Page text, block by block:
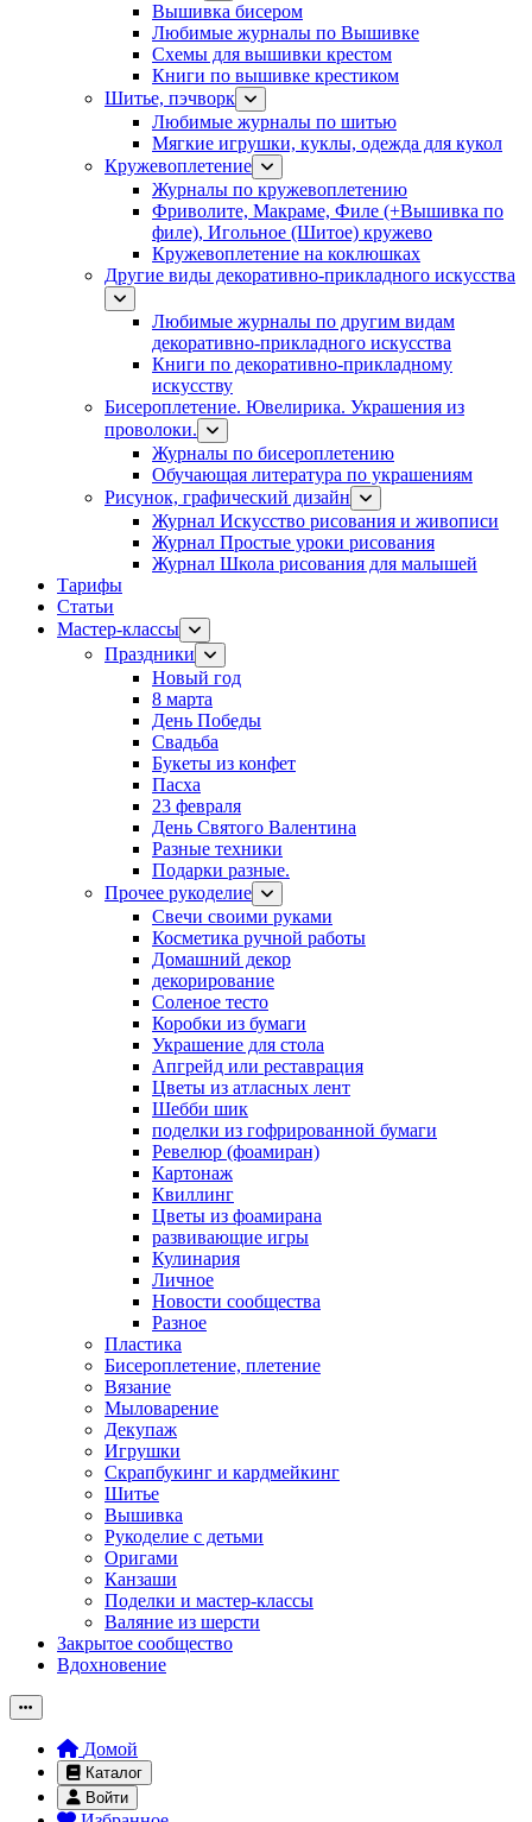
Вышивка бисером
Любимые журналы по Вышивке
Схемы для вышивки крестом
Книги по вышивке крестиком
Шитье, пэчворк
Любимые журналы по шитью
Мягкие игрушки, куклы, одежда для кукол
Кружевоплетение
Журналы по кружевоплетению
Фриволите, Макраме, Филе (+Вышивка по
филе), Игольное (Шитое) кружево
Кружевоплетение на коклюшках
Другие виды декоративно-прикладного искусства
Любимые журналы по другим видам
декоративно-прикладного искусства
Книги по декоративно-прикладному
искусству
Бисероплетение. Ювелирика. Украшения из
проволоки.
Журналы по бисероплетению
Обучающая литература по украшениям
Рисунок, графический дизайн
Журнал Искусство рисования и живописи
Журнал Простые уроки рисования
Журнал Школа рисования для малышей
Тарифы
Статьи
Мастер-классы
Праздники
Новый год
8 марта
День Победы
Свадьба
Букеты из конфет
Пасха
23 февраля
День Святого Валентина
Разные техники
Подарки разные.
Прочее рукоделие
Свечи своими руками
Косметика ручной работы
Домашний декор
декорирование
Соленое тесто
Коробки из бумаги
Украшение для стола
Апгрейд или реставрация
Цветы из атласных лент
Шебби шик
поделки из гофрированной бумаги
Ревелюр (фоамиран)
Картонаж
Квиллинг
Цветы из фоамирана
развивающие игры
Кулинария
Личное
Новости сообщества
Разное
Пластика
Бисероплетение, плетение
Вязание
Мыловарение
Декупаж
Игрушки
Скрапбукинг и кардмейкинг
Шитье
Вышивка
Рукоделие с детьми
Оригами
Канзаши
Поделки и мастер-классы
Валяние из шерсти
Закрытое сообщество
Вдохновение
Домой
Каталог
Войти